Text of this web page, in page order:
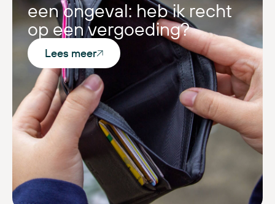
een ongeval: heb ik recht
op een vergoeding?
Lees meer